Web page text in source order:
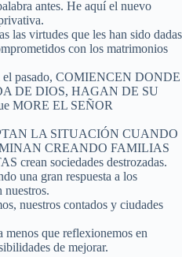
antes. He aquí el nuevo
las virtudes que les han sido dadas
con los matrimonios
el pasado, COMIENCEN DONDE
DE DIOS, HAGAN DE SU
MORE EL SEÑOR
LA SITUACIÓN CUANDO
CREANDO FAMILIAS
crean sociedades destrozadas.
una gran respuesta a los
nuestros.
nuestros contados y ciudades
menos que reflexionemos en
de mejorar.